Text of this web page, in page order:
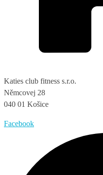
Katies club fitness s.r.o.
Němcovej 28
040 01 Košice
Facebook